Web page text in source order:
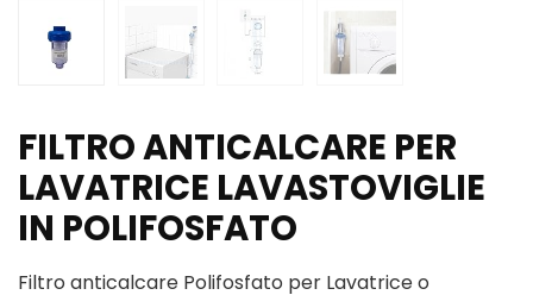
FILTRO ANTICALCARE PER
LAVATRICE LAVASTOVIGLIE
IN POLIFOSFATO
Filtro anticalcare Polifosfato per Lavatrice o